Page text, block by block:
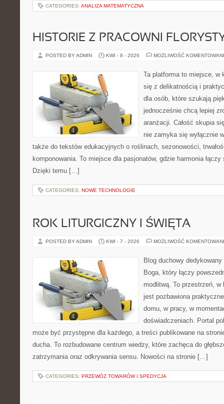
CATEGORIES: ANALIZA MATEMATYCZNA
HISTORIE Z PRACOWNI
POSTED BY ADMIN KWI - 8 - 2026 MOŻLIWOŚĆ
Ta platforma to miejsce, w
się z delikatnością i
dla osób, które szukają
jednocześnie chcą lepiej
aranżacji. Całość skupia
nie zamyka się wyłącznie
także do tekstów edukacyjnych o roślinach, sezonowości,
komponowania. To miejsce dla pasjonatów, gdzie harmonia
Dzięki temu […]
CATEGORIES: NOWE TECHNOLOGIE
ROK LITURGICZNY I ŚWIĘTA
POSTED BY ADMIN KWI - 7 - 2026 MOŻLIWOŚĆ
Blog duchowy
Boga, który łączy
modlitwą. To przestrzeń,
jest pozbawiona
domu, w pracy, w
doświadczeniach. Portal
może być przystępne dla każdego, a treści publikowane na
ducha. To rozbudowane centrum wiedzy, które zachęca do
zatrzymania oraz odkrywania sensu. Nowości na stronie […]
CATEGORIES: PRZEWÓZ TOWARÓW I SPEDYCJA